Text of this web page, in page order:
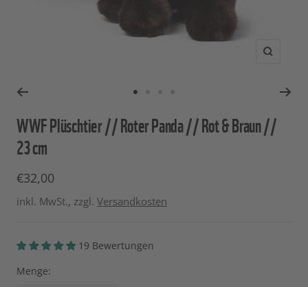
Zoom
Slide
1
Slide
2
Slide
3
Slide
4
WWF Plüschtier // Roter Panda // Rot & Braun //
23 cm
Angebotspreis
€32,00
inkl. MwSt., zzgl. Versandkosten
19 Bewertungen
Menge: